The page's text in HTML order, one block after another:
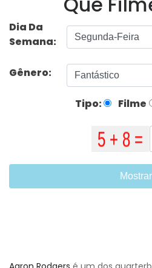
Dia Da
Semana:
Gênero:
Tipo: Filme
Mostrar